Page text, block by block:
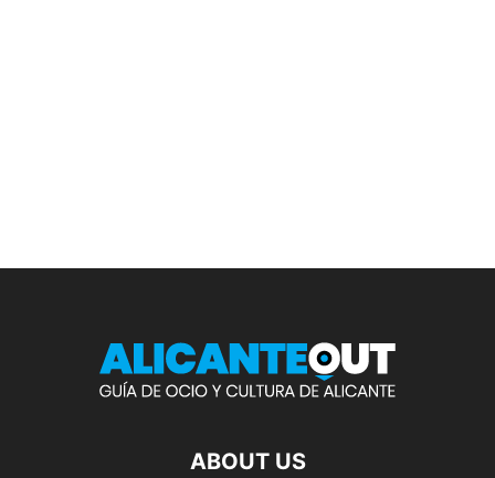
ABOUT US